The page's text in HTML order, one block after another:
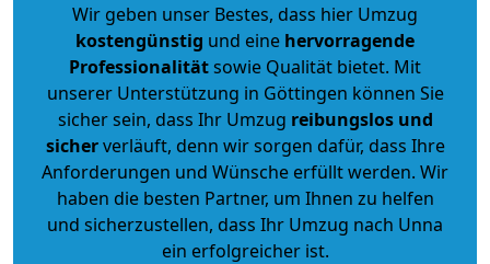
Wir geben unser Bestes, dass hier Umzug
kostengünstig und eine hervorragende
Professionalitätsowie Qualität bietet. Mit
unserer Unterstützung in Göttingen können Sie
sicher sein, dass Ihr Umzug reibungslos und
sicherverläuft, denn wir sorgen dafür, dass Ihre
Anforderungen und Wünsche erfüllt werden. Wir
haben die besten Partner, um Ihnen zu helfen
und sicherzustellen, dass Ihr Umzug nach Unna
ein erfolgreicher ist.